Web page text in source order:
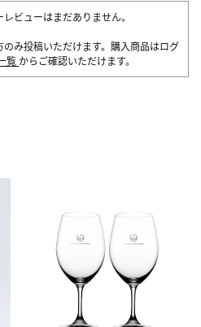
ビューはまだありません。
み投稿いただけます。購入商品はログ
覧 からご確認いただけます。